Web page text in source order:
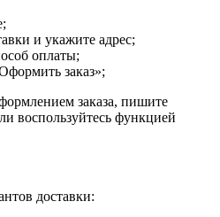
и укажите адрес;
оплаты;
заказ»;
заказа, пишите
воспользуйтесь функцией
доставки: